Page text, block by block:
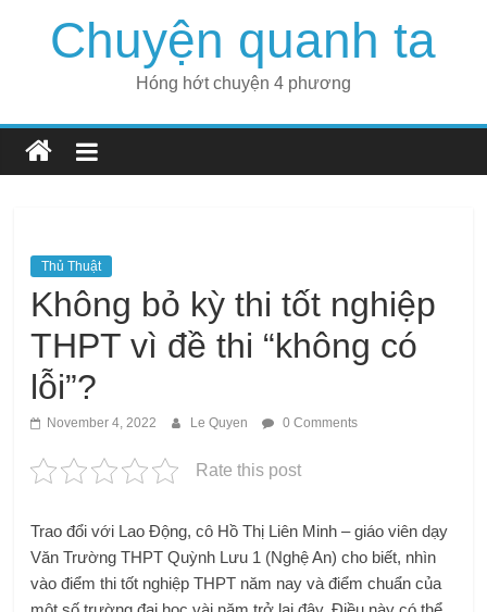
Chuyện quanh ta
Hóng hớt chuyện 4 phương
Thủ Thuật
Không bỏ kỳ thi tốt nghiệp
THPT vì đề thi “không có
lỗi”?
November 4, 2022 Le Quyen 0 Comments
Rate this post
Trao đổi với Lao Động, cô Hồ Thị Liên Minh – giáo viên dạy
Văn Trường THPT Quỳnh Lưu 1 (Nghệ An) cho biết, nhìn
vào điểm thi tốt nghiệp THPT năm nay và điểm chuẩn của